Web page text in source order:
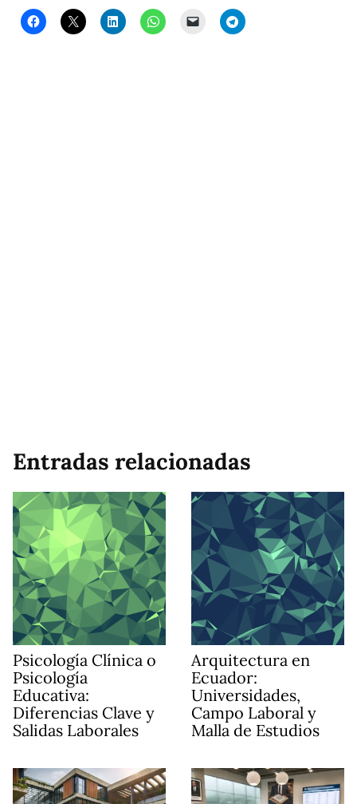
Entradas relacionadas
Psicología Clínica o
Psicología
Educativa:
Diferencias Clave y
Salidas Laborales
Arquitectura en
Ecuador:
Universidades,
Campo Laboral y
Malla de Estudios